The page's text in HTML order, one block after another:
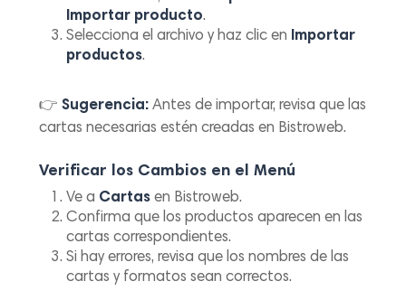
Importar producto.
Selecciona el archivo y haz clic en Importar
productos.
👉Sugerencia: Antes de importar, revisa que las
cartas necesarias estén creadas en Bistroweb.
Verificar los Cambios en el Menú
Ve a Cartas en Bistroweb.
Confirma que los productos aparecen en las
cartas correspondientes.
Si hay errores, revisa que los nombres de las
cartas y formatos sean correctos.